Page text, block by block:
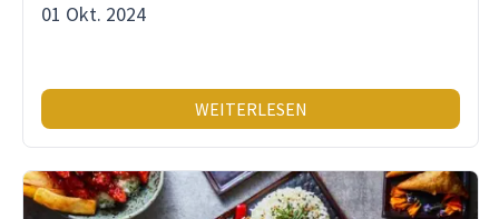
01 Okt. 2024
WEITERLESEN